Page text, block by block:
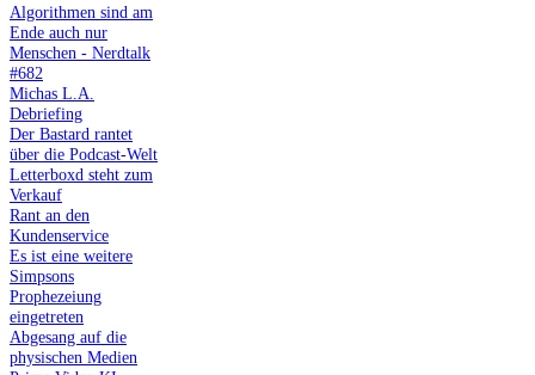
Algorithmen sind am
Ende auch nur
Menschen - Nerdtalk
#682
Michas L.A.
Debriefing
Der Bastard rantet
über die Podcast-Welt
Letterboxd steht zum
Verkauf
Rant an den
Kundenservice
Es ist eine weitere
Simpsons
Prophezeiung
eingetreten
Abgesang auf die
physischen Medien